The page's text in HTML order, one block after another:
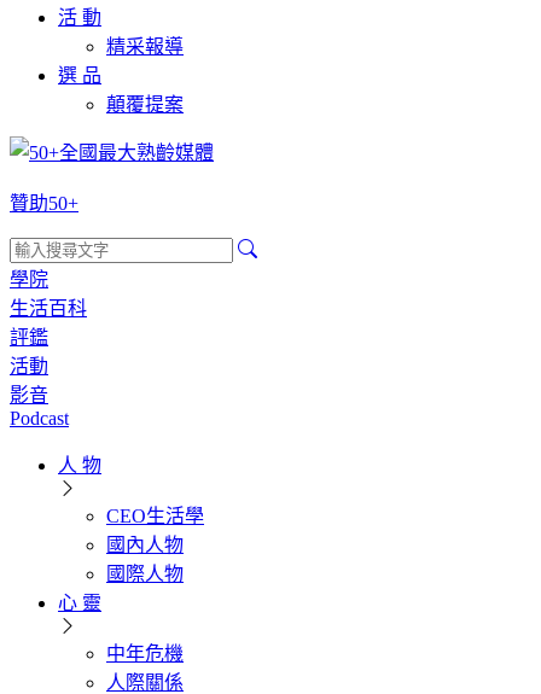
活 動
精采報導
選 品
顛覆提案
贊助50+
學院
生活百科
評鑑
活動
影音
Podcast
人 物
CEO生活學
國內人物
國際人物
心 靈
中年危機
人際關係